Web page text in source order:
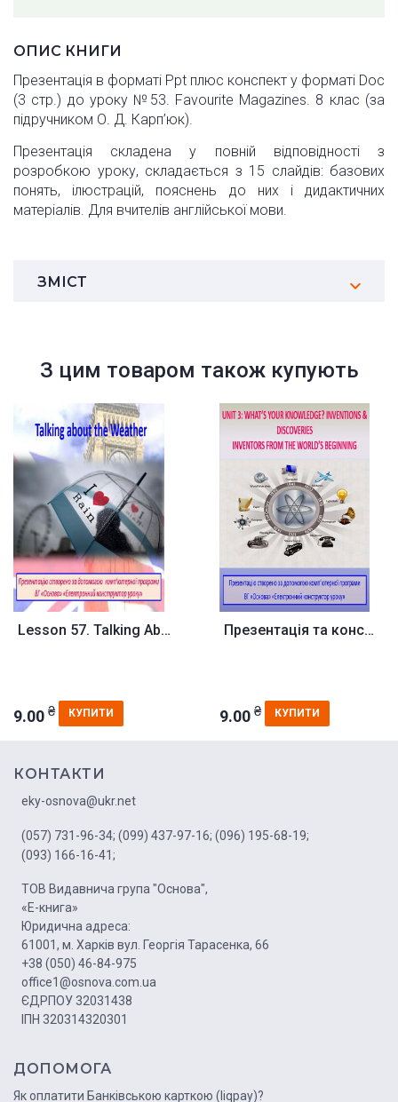
ОПИС КНИГИ
Презентація в форматі Ppt плюс конспект у форматі Doc
(3 стр.) до уроку №53. Favourite Magazines. 8 клас (за
підручником О. Д. Карп’юк).
Презентація складена у повній відповідності з
розробкою уроку, складається з 15 слайдів: базових
понять, ілюстрацій, пояснень до них і дидактичних
матеріалів. Для вчителів англійської мови.
ЗМІСТ
З цим товаром також купують
Lesson 57. Talking About The W...
9.00 ₴ КУПИТИ
Презентація та конспект до уро...
9.00 ₴ КУПИТИ
КОНТАКТИ
eky-osnova@ukr.net
(057) 731-96-34; (099) 437-97-16; (096) 195-68-19;
(093) 166-16-41;
ТОВ Видавнича група "Основа",
«Е-книга»
Юридична адреса:
61001, м. Харків вул. Георгія Тарасенка, 66
+38 (050) 46-84-975
office1@osnova.com.ua
ЄДРПОУ 32031438
ІПН 320314320301
ДОПОМОГА
Як оплатити Банківською карткою (liqpay)?